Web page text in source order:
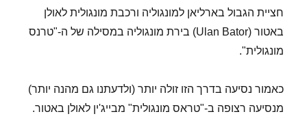
חציית הגבול בארליאן למונגוליה ורכבת מונגולית לאולן
באטור (Ulan Bator) בירת מונגוליה במסילה של ה-"טרנס
מונגולית".
כאמור נסיעה בדרך הזו זולה יותר (ולדעתנו גם מהנה יותר)
מנסיעה רצופה ב-"טראס מונגולית" מבייג'ין לאולן באטור.